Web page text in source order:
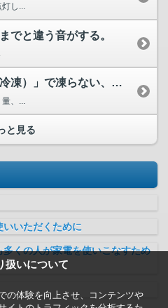
扱いについて
の体験を向上させ、コンテンツや
し...
でと違う音がする。
切れちゃう冷凍（ソフト冷凍）」で凍らない、切れない。
、...
と見る